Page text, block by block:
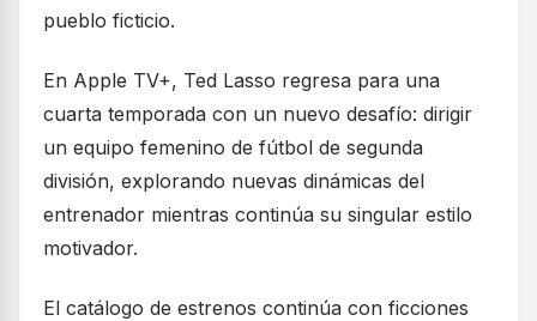
pueblo ficticio.
En Apple TV+, Ted Lasso regresa para una
cuarta temporada con un nuevo desafío: dirigir
un equipo femenino de fútbol de segunda
división, explorando nuevas dinámicas del
entrenador mientras continúa su singular estilo
motivador.
El catálogo de estrenos continúa con ficciones